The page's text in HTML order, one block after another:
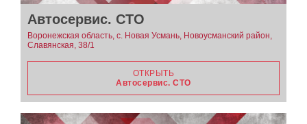
Автосервис. СТО
Воронежская область, с. Новая Усмань, Новоусманский район,
Славянская, 38/1
ОТКРЫТЬ
Автосервис. СТО